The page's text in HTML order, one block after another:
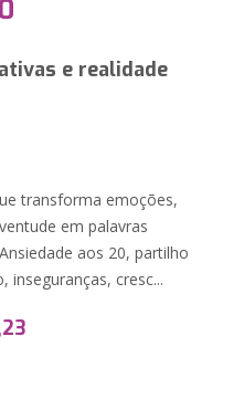
e realidade
transforma emoções,
em palavras
aos 20, partilho
inseguranças, cresc...